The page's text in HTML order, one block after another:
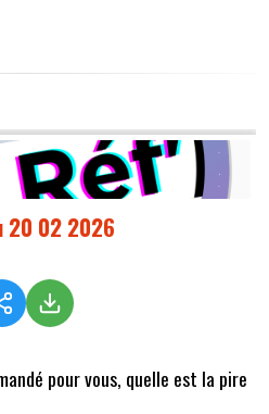
20 02 2026
pour vous, quelle est la pire